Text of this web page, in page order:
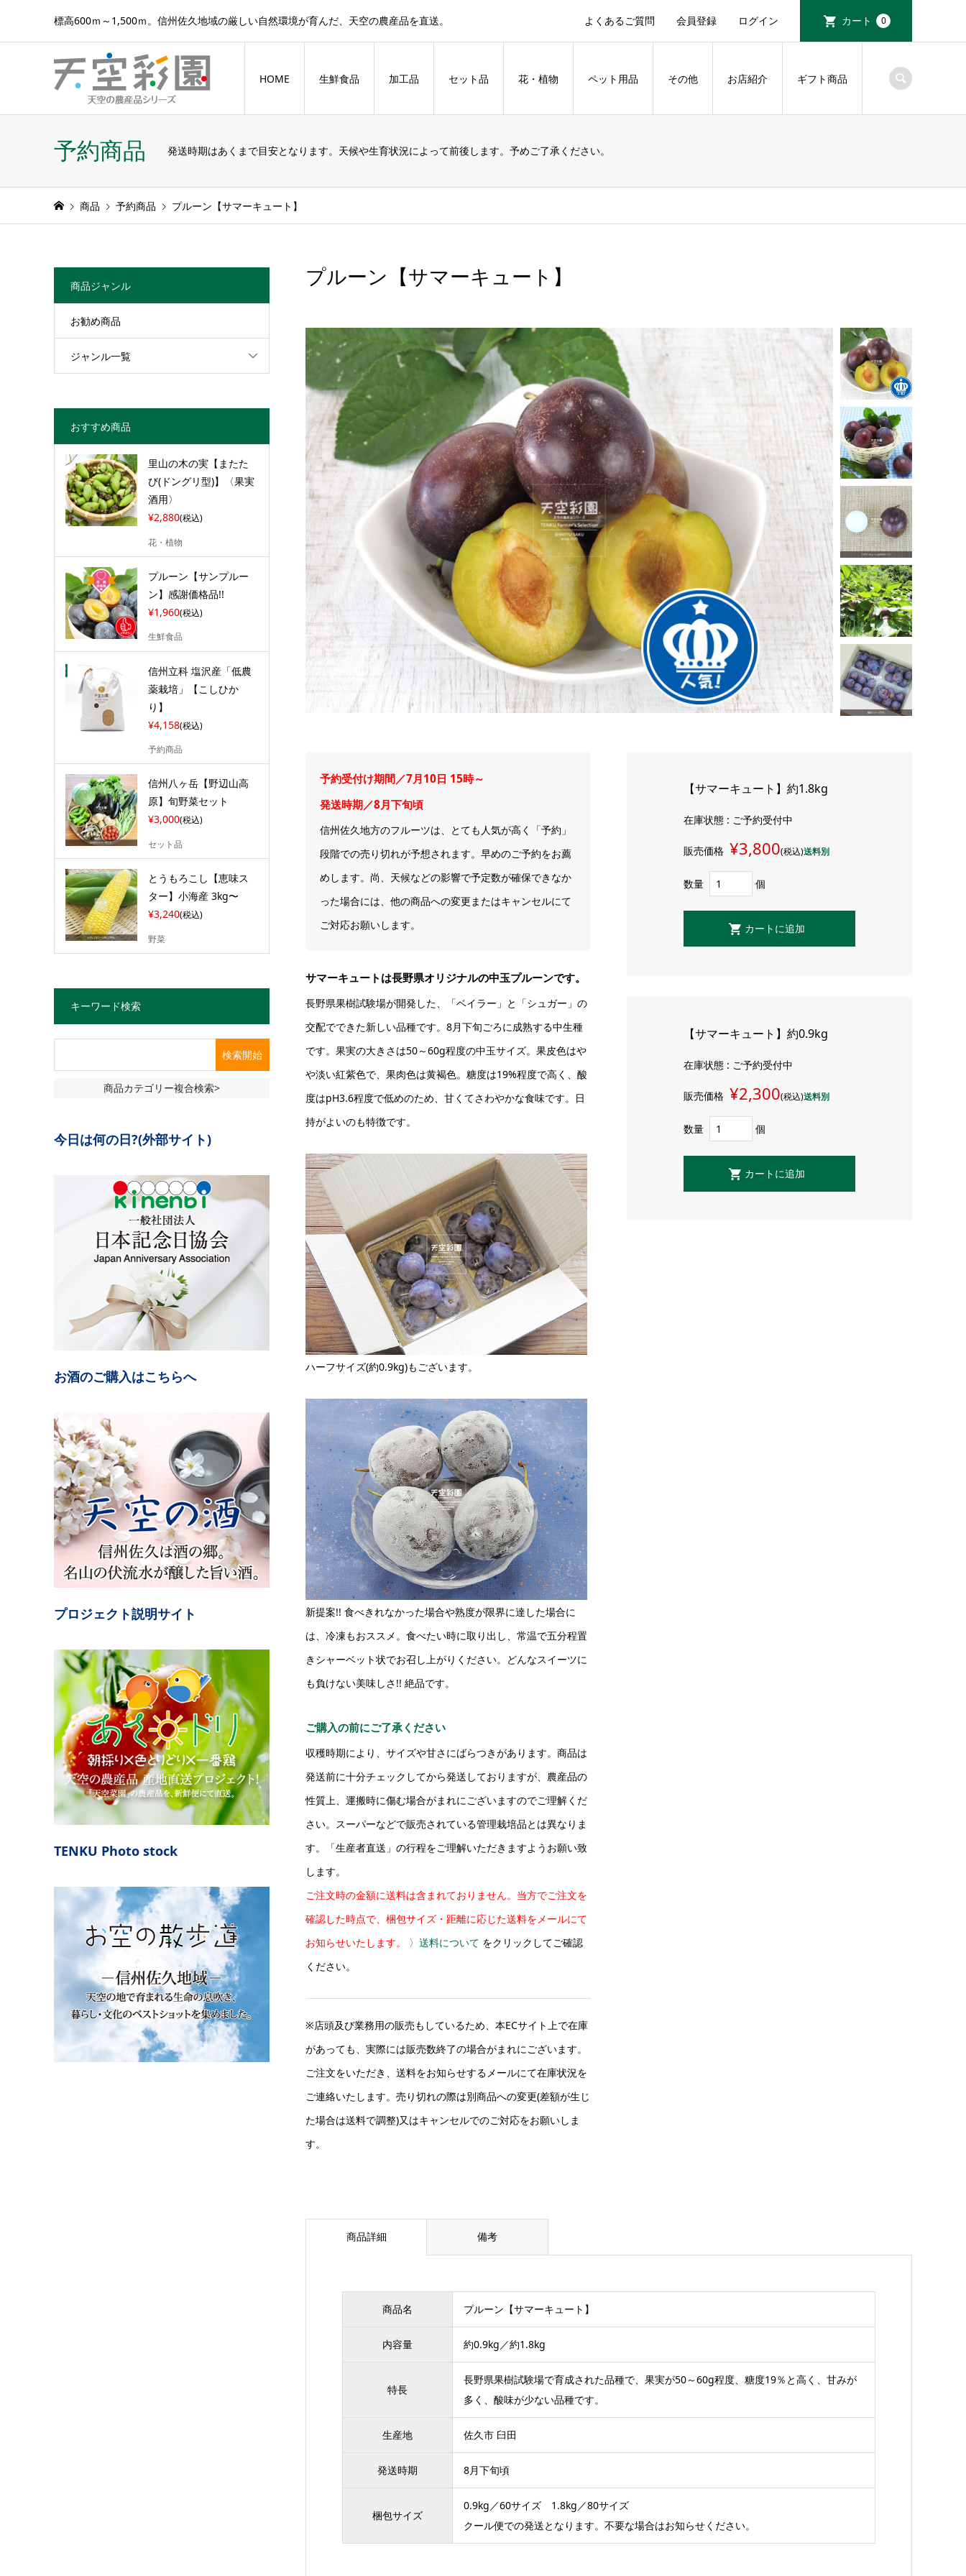
標高600ｍ～1,500ｍ。信州佐久地域の厳しい自然環境が育んだ、天空の農産品を直送。 よくあるご質問 会員登録 ログイン カート 0
HOME 生鮮食品 加工品 セット品 花・植物 ペット用品 その他 お店紹介 ギフト商品
予約商品 発送時期はあくまで目安となります。天候や生育状況によって前後します。予めご了承ください。
商品 予約商品 プルーン【サマーキュート】
プルーン【サマーキュート】
予約受付け期間／7月10日 15時～
発送時期／8月下旬頃
信州佐久地方のフルーツは、とても人気が高く「予約」
段階での売り切れが予想されます。早めのご予約をお薦
めします。尚、天候などの影響で予定数が確保できなか
った場合には、他の商品への変更またはキャンセルにて
ご対応お願いします。
サマーキュートは長野県オリジナルの中玉プルーンです。
長野県果樹試験場が開発した、「ベイラー」と「シュガー」の
交配でできた新しい品種です。8月下旬ごろに成熟する中生種
です。果実の大きさは50～60g程度の中玉サイズ。果皮色はや
や淡い紅紫色で、果肉色は黄褐色。糖度は19%程度で高く、酸
度はpH3.6程度で低めのため、甘くてさわやかな食味です。日
持がよいのも特徴です。
ハーフサイズ(約0.9kg)もございます。
新提案!! 食べきれなかった場合や熟度が限界に達した場合に
は、冷凍もおススメ。食べたい時に取り出し、常温で五分程置
きシャーベット状でお召し上がりください。どんなスイーツに
も負けない美味しさ!! 絶品です。
ご購入の前にご了承ください
収穫時期により、サイズや甘さにばらつきがあります。商品は
発送前に十分チェックしてから発送しておりますが、農産品の
性質上、運搬時に傷む場合がまれにございますのでご理解くだ
さい。スーパーなどで販売されている管理栽培品とは異なりま
す。「生産者直送」の行程をご理解いただきますようお願い致
します。
ご注文時の金額に送料は含まれておりません。当方でご注文を
確認した時点で、梱包サイズ・距離に応じた送料をメールにて
お知らせいたします。
〉送料について をクリックしてご確認
ください。
※店頭及び業務用の販売もしているため、本ECサイト上で在庫
があっても、実際には販売数終了の場合がまれにございます。
ご注文をいただき、送料をお知らせするメールにて在庫状況を
ご連絡いたします。売り切れの際は別商品への変更(差額が生じ
た場合は送料で調整)又はキャンセルでのご対応をお願いしま
す。
【サマーキュート】約1.8kg
在庫状態 : ご予約受付中
販売価格 ¥3,800(税込)送料別
数量 個
【サマーキュート】約0.9kg
在庫状態 : ご予約受付中
販売価格 ¥2,300(税込)送料別
数量 個
商品詳細 備考
商品名 プルーン【サマーキュート】
内容量 約0.9kg／約1.8kg
特長
長野県果樹試験場で育成された品種で、果実が50～60g程度、糖度19％と高く、甘みが
多く、酸味が少ない品種です。
生産地 佐久市 臼田
発送時期 8月下旬頃
梱包サイズ
0.9kg／60サイズ 1.8kg／80サイズ
クール便での発送となります。不要な場合はお知らせください。
商品ジャンル
お勧め商品
ジャンル一覧
おすすめ商品
里山の木の実【またた
び(ドングリ型)】〈果実
酒用〉
¥2,880(税込)
花・植物
プルーン【サンプルー
ン】感謝価格品!!
¥1,960(税込)
生鮮食品
信州立科 塩沢産「低農
薬栽培」【こしひか
り】
¥4,158(税込)
予約商品
信州八ヶ岳【野辺山高
原】旬野菜セット
¥3,000(税込)
セット品
とうもろこし【恵味ス
ター】小海産 3kg〜
¥3,240(税込)
野菜
キーワード検索
商品カテゴリー複合検索>
今日は何の日?(外部サイト)
お酒のご購入はこちらへ
プロジェクト説明サイト
TENKU Photo stock